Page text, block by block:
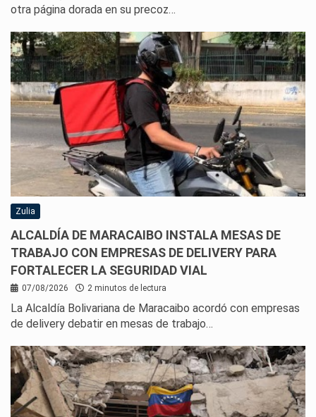
otra página dorada en su precoz…
Zulia
ALCALDÍA DE MARACAIBO INSTALA MESAS DE
TRABAJO CON EMPRESAS DE DELIVERY PARA
FORTALECER LA SEGURIDAD VIAL
07/08/2026 2 minutos de lectura
La Alcaldía Bolivariana de Maracaibo acordó con empresas
de delivery debatir en mesas de trabajo…